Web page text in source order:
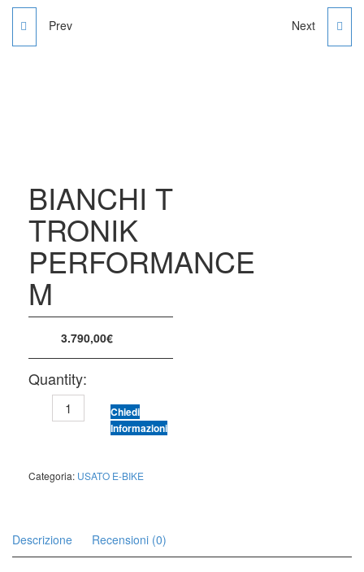
BIANCHI E-VERTIC - M
Prev SPECIALIZED CREO S-
Next
BIANCHI T
TRONIK
PERFORMANCE
M
3.790,00€
Quantity:
BIANCHI
quantità
Chiedi
Informazioni
Categoria: USATO E-BIKE
Descrizione Recensioni (0)